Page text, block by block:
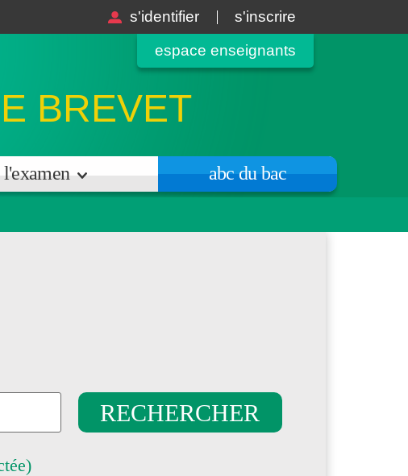
s'identifier
s'inscrire
espace enseignants
BREVET
abc du bac